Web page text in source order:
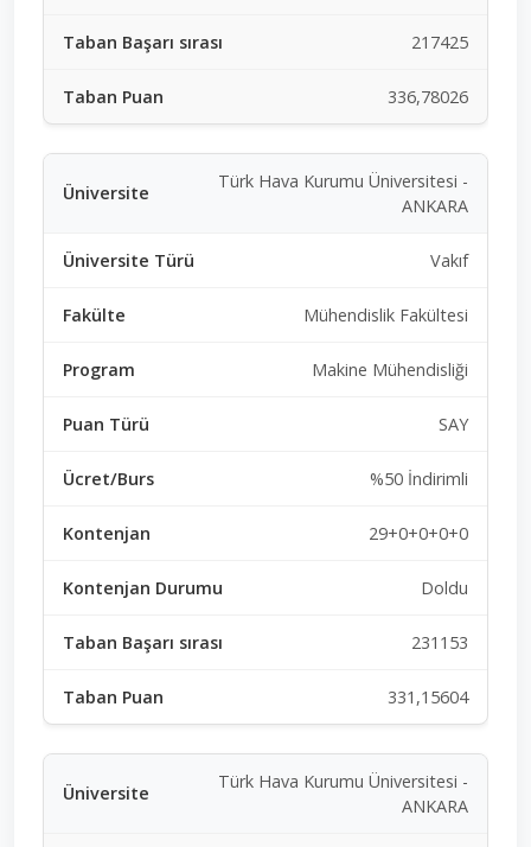
217425
336,78026
Türk Hava Kurumu Üniversitesi -
ANKARA
Vakıf
Mühendislik Fakültesi
Makine Mühendisliği
SAY
%50 İndirimli
29+0+0+0+0
Doldu
231153
331,15604
Türk Hava Kurumu Üniversitesi -
ANKARA